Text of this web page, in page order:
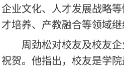
企业文化、人才发展战略
才培养、产教融合等领域继
周劲松对校友及校友企
祝贺。他指出，校友是学